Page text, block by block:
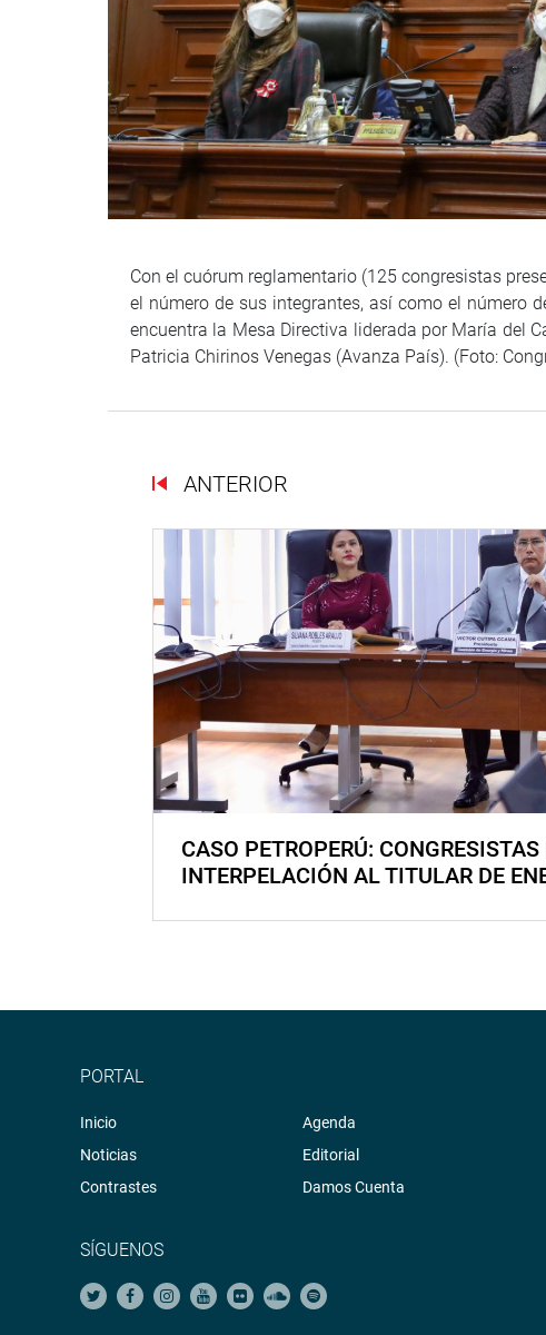
Con el cuórum reglamentario (125 congresistas
el número de sus integrantes, así como el número
encuentra la Mesa Directiva liderada por María del
Patricia Chirinos Venegas (Avanza País). (Foto:
ANTERIOR
CASO PETROPERÚ:
INTERPELACIÓN AL TITULAR DE
PORTAL
Inicio
Noticias
Contrastes
Agenda
Editorial
Damos Cuenta
SÍGUENOS